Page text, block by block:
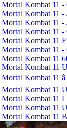
Mortal Kombat 11 -
Mortal Kombat 11 -
Mortal Kombat 11 -
Mortal Kombat 11 -
Mortal Kombat 11
Mortal Kombat 11 -
Mortal Kombat 11
Mortal Kombat 11
Mortal Kombat 11
Mortal Kombat 11
Mortal Kombat 11
Mortal Kombat 11
Mortal Kombat 11